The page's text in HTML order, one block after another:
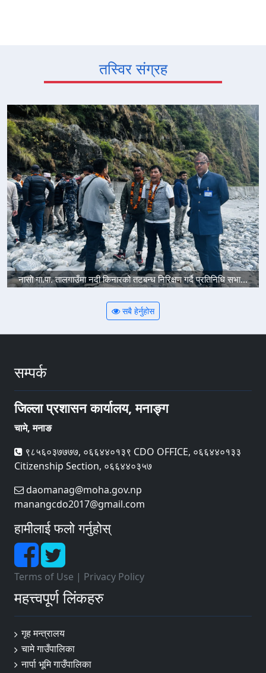
तस्विर संग्रह
नासो गा.पा. तालगाउँमा नदी किनारको तटबन्ध निरिक्षण गर्दै प्रतिनिधि सभा...
सबै हेर्नुहोस
सम्पर्क
जिल्ला प्रशासन कार्यालय, मनाङ्ग
चामे, मनाङ
९८५६०३७७७७, ०६६४४०१३९ CDO OFFICE, ०६६४४०१३३
Citizenship Section, ०६६४४०३५७
daomanag@moha.gov.np
manangcdo2017@gmail.com
हामीलाई फलो गर्नुहोस्
Terms of Use | Privacy Policy
महत्त्वपूर्ण लिंकहरु
गृह मन्त्रालय
चामे गाउँपालिका
नार्पा ‍भूमि गाउँपालिका